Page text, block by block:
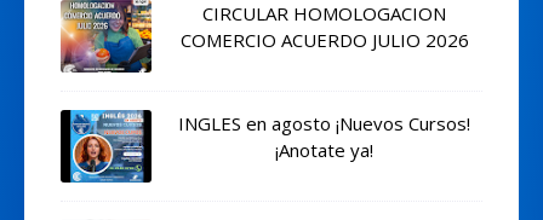
CIRCULAR HOMOLOGACION
COMERCIO ACUERDO JULIO 2026
INGLES en agosto ¡Nuevos Cursos!
¡Anotate ya!